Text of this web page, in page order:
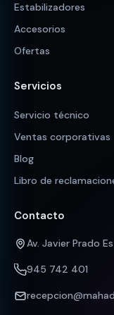
Estabilizadores
Accesorios
Ofertas
Servicios
Servicio técnico
Ventas corporativas
Blog
Libro de
Contacto
Av. Javier Prado
945 742 401